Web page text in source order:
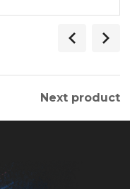
Next product